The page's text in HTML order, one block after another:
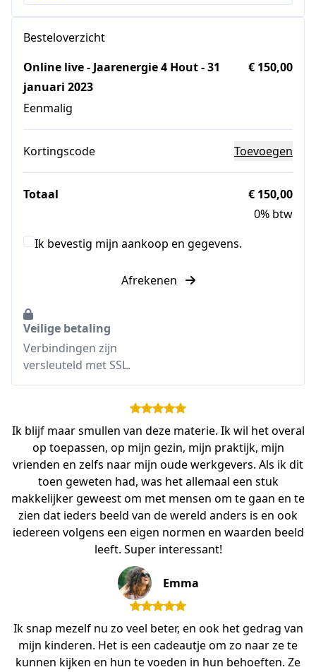
Besteloverzicht
Online live - Jaarenergie 4 Hout - 31
januari 2023
Eenmalig
€ 150,00
Kortingscode Toevoegen
Totaal
€ 150,00
0% btw
Ik bevestig mijn aankoop en gegevens.
Afrekenen
Veilige betaling
Verbindingen zijn
versleuteld met SSL.
Ik blijf maar smullen van deze materie. Ik wil het overal
op toepassen, op mijn gezin, mijn praktijk, mijn
vrienden en zelfs naar mijn oude werkgevers. Als ik dit
toen geweten had, was het allemaal een stuk
makkelijker geweest om met mensen om te gaan en te
zien dat ieders beeld van de wereld anders is en ook
iedereen volgens een eigen normen en waarden beeld
leeft. Super interessant!
Emma
Ik snap mezelf nu zo veel beter, en ook het gedrag van
mijn kinderen. Het is een cadeautje om zo naar ze te
kunnen kijken en hun te voeden in hun behoeften. Ze